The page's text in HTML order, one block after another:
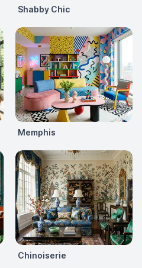
Shabby Chic
Memphis
Chinoiserie